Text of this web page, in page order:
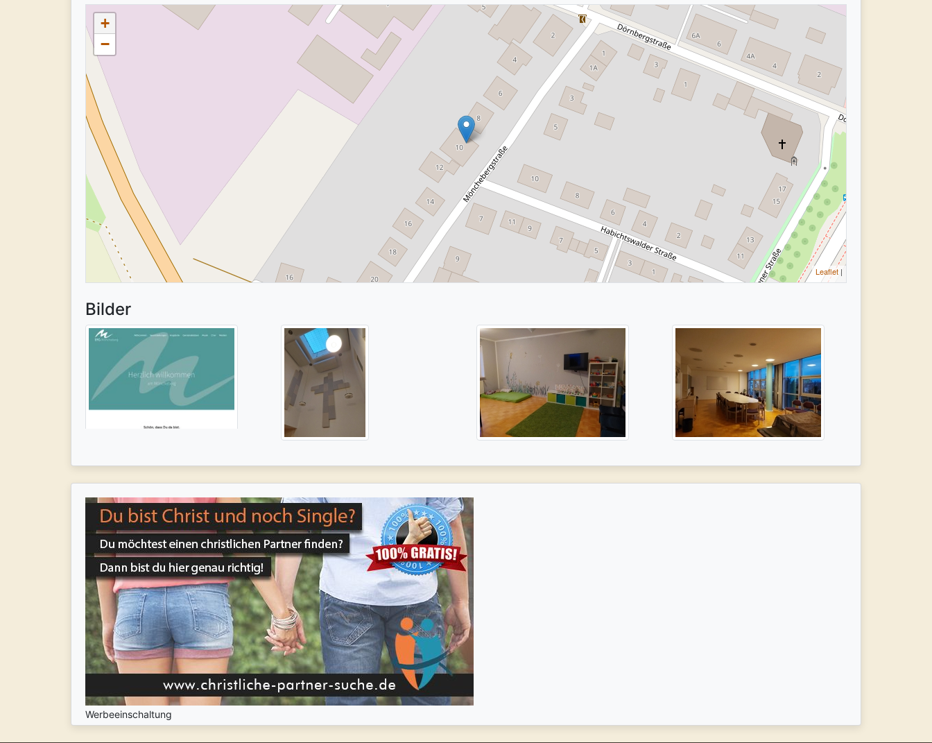
+
−
Leaflet |
Bilder
Werbeeinschaltung